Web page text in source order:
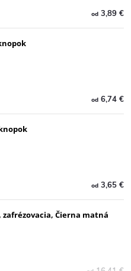
od3,89 €
od6,74 €
od3,65 €
zafrézovacia, Čierna matná